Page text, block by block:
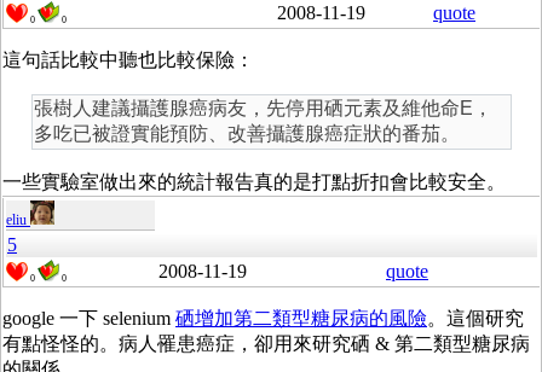
0 0 2008-11-19 quote
這句話比較中聽也比較保險：
張樹人建議攝護腺癌病友，先停用硒元素及維他命E，
多吃已被證實能預防、改善攝護腺癌症狀的番茄。
一些實驗室做出來的統計報告真的是打點折扣會比較安全。
eliu
5
0 0 2008-11-19 quote
google 一下 selenium 硒增加第二類型糖尿病的風險。這個研究
有點怪怪的。病人罹患癌症，卻用來研究硒 & 第二類型糖尿病